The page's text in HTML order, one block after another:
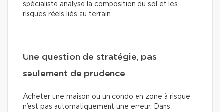
spécialiste analyse la composition du sol et les
risques réels liés au terrain.
Une question de stratégie, pas
seulement de prudence
Acheter une maison ou un condo en zone à risque
n’est pas automatiquement une erreur. Dans